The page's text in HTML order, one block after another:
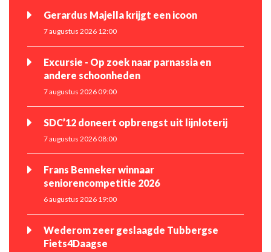
Gerardus Majella krijgt een icoon
7 augustus 2026 12:00
Excursie - Op zoek naar parnassia en
andere schoonheden
7 augustus 2026 09:00
SDC’12 doneert opbrengst uit lijnloterij
7 augustus 2026 08:00
Frans Benneker winnaar
seniorencompetitie 2026
6 augustus 2026 19:00
Wederom zeer geslaagde Tubbergse
Fiets4Daagse